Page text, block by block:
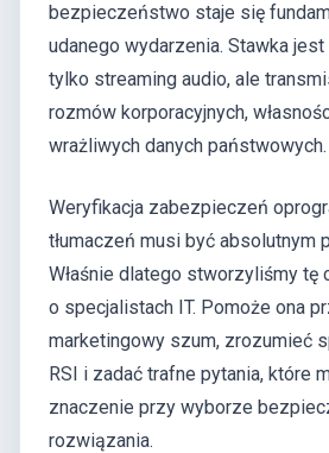
bezpieczeństwo staje się
udanego wydarzenia. Stawka
tylko streaming audio, ale
rozmów korporacyjnych,
wrażliwych danych państwowych.
Weryfikacja zabezpieczeń
tłumaczeń musi być absolutnym
Właśnie dlatego stworzyliśmy tę
o specjalistach IT. Pomoże ona
marketingowy szum, zrozumieć
RSI i zadać trafne pytania, które
znaczenie przy wyborze
rozwiązania.